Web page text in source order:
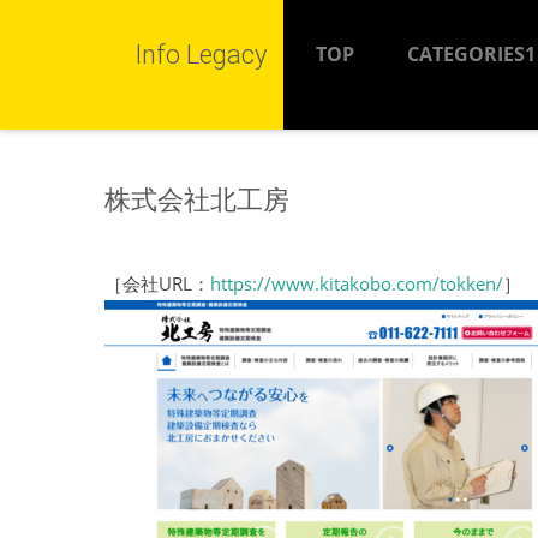
Info Legacy TOP CATEGORIES1
株式会社北工房
［会社URL： https://www.kitakobo.com/tokken/］